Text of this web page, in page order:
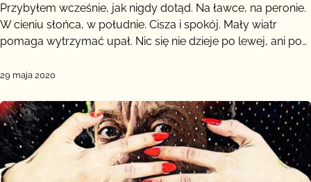
Przybyłem wcześnie, jak nigdy dotąd. Na ławce, na peronie.
W cieniu słońca, w południe. Cisza i spokój. Mały wiatr
pomaga wytrzymać upał. Nic się nie dzieje po lewej, ani po…
29 maja 2020